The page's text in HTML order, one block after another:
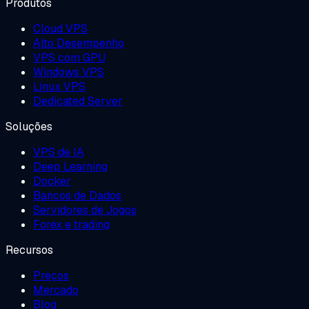
Produtos
Cloud VPS
Alto Desempenho
VPS com GPU
Windows VPS
Linux VPS
Dedicated Server
Soluções
VPS de IA
Deep Learning
Docker
Bancos de Dados
Servidores de Jogos
Forex e trading
Recursos
Preços
Mercado
Blog